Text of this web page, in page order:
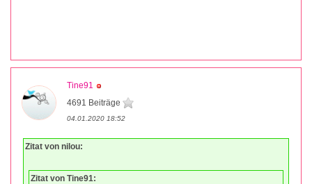
Tine91
4691 Beiträge
04.01.2020 18:52
Zitat von nilou:
Zitat von Tine91: